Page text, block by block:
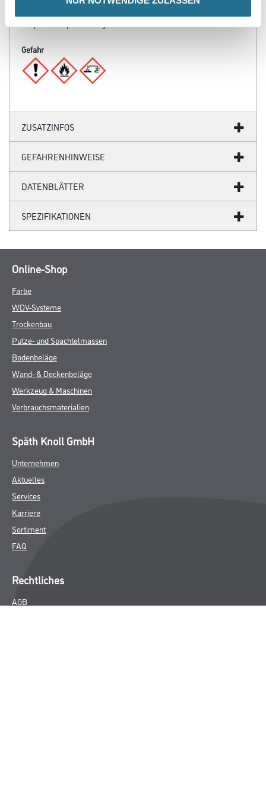
30 °CDie relative Luftfeuchtigkeit darf 80 % nicht überschreiten.
Gefahr
ZUSATZINFOS
GEFAHRENHINWEISE
DATENBLÄTTER
SPEZIFIKATIONEN
Online-Shop
Farbe
WDV-Systeme
Trockenbau
Putze- und Spachtelmassen
Bodenbeläge
Wand- & Deckenbeläge
Werkzeug & Maschinen
Verbrauchsmaterialien
Späth Knoll GmbH
Unternehmen
Aktuelles
Services
Karriere
Sortiment
FAQ
Rechtliches
AGB